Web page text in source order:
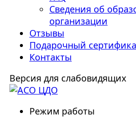
Сведения об
организации
Отзывы
Подарочный
Контакты
Версия для слабовидящих
Режим работы